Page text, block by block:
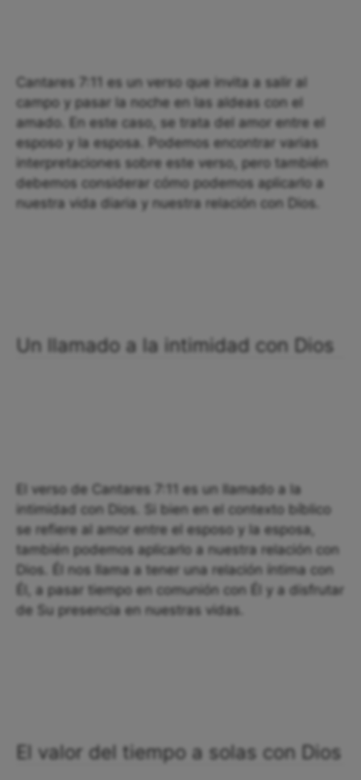
Cantares 7:11 es un verso que invita a salir al
campo y pasar la noche en las aldeas con el
amado. En este caso, se trata del amor entre el
esposo y la esposa. Podemos encontrar varias
interpretaciones sobre este verso, pero también
debemos considerar cómo podemos aplicarlo a
nuestra vida diaria y nuestra relación con Dios.
Un llamado a la intimidad con Dios
El verso de Cantares 7:11 es un llamado a la
intimidad con Dios. Si bien en el contexto bíblico
se refiere al amor entre el esposo y la esposa,
también podemos aplicarlo a nuestra relación con
Dios. Él nos llama a tener una relación íntima con
Él, a pasar tiempo en comunión con Él y a disfrutar
de Su presencia en nuestras vidas.
El valor del tiempo a solas con Dios